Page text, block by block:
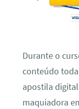
Durante o
conteúdo
apostila
maquiadora